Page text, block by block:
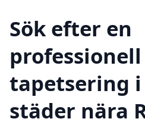
Sök efter en
tapetsering
städer nära